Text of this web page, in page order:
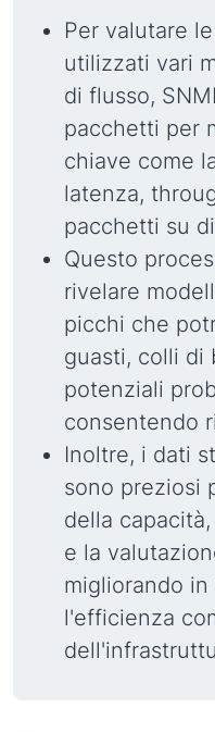
Per valutare
utilizzati vari
di flusso,
pacchetti per
chiave come
latenza,
pacchetti su
Questo
rivelare
picchi che
guasti, colli di
potenziali
consentendo
Inoltre, i dati
sono preziosi
della
e la
migliorando
l'efficienza